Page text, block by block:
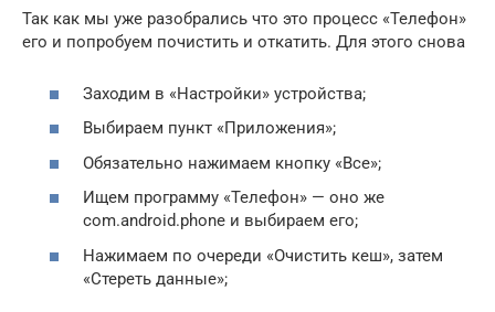
Так как мы уже разобрались что это процесс «Телефон»
его и попробуем почистить и откатить. Для этого снова
Заходим в «Настройки» устройства;
Выбираем пункт «Приложения»;
Обязательно нажимаем кнопку «Все»;
Ищем программу «Телефон» — оно же
com.android.phone и выбираем его;
Нажимаем по очереди «Очистить кеш», затем
«Стереть данные»;